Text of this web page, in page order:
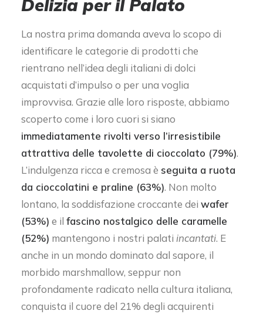
Delizia per il Palato
La nostra prima domanda aveva lo scopo di
identificare le categorie di prodotti che
rientrano nell’idea degli italiani di dolci
acquistati d’impulso o per una voglia
improvvisa. Grazie alle loro risposte, abbiamo
scoperto come i loro cuori si siano
immediatamente rivolti verso l’irresistibile
attrattiva delle tavolette di cioccolato (79%).
L’indulgenza ricca e cremosa è seguita a ruota
da cioccolatini e praline (63%). Non molto
lontano, la soddisfazione croccante dei wafer
(53%) e il fascino nostalgico delle caramelle
(52%) mantengono i nostri palati incantati. E
anche in un mondo dominato dal sapore, il
morbido marshmallow, seppur non
profondamente radicato nella cultura italiana,
conquista il cuore del 21% degli acquirenti